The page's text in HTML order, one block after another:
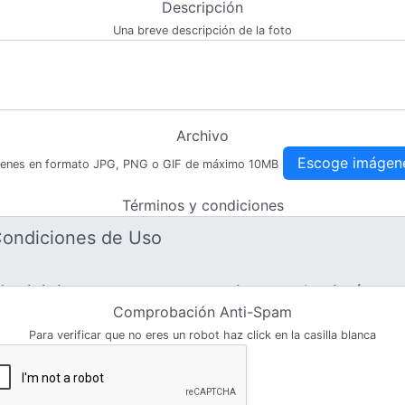
Descripción
Una breve descripción de la foto
Archivo
en formato JPG, PNG o GIF de máximo 10MB Escoge
Términos y condiciones
Comprobación Anti-Spam
Para verificar que no eres un robot haz click en la casilla blanca